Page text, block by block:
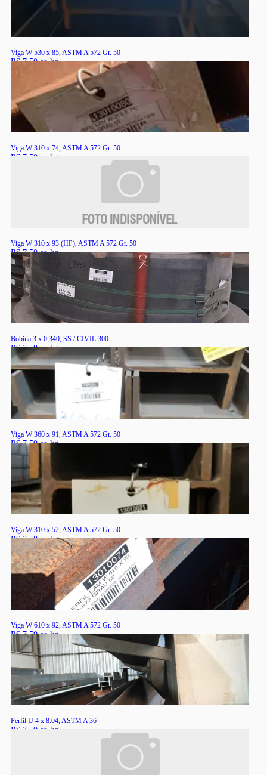
Viga W 530 x 85, ASTM A 572 Gr. 50
R$ 7,50 ao kg
Viga W 310 x 74, ASTM A 572 Gr. 50
R$ 7,50 ao kg
Viga W 310 x 93 (HP), ASTM A 572 Gr. 50
R$ 7,50 ao kg
RS
Bobina 3 x 0,340, SS / CIVIL 300
R$ 7,50 ao kg
RS
Viga W 360 x 91, ASTM A 572 Gr. 50
R$ 7,50 ao kg
RS
Viga W 310 x 52, ASTM A 572 Gr. 50
R$ 7,50 ao kg
Viga W 610 x 92, ASTM A 572 Gr. 50
R$ 7,50 ao kg
RS
Perfil U 4 x 8.04, ASTM A 36
R$ 7,50 ao kg